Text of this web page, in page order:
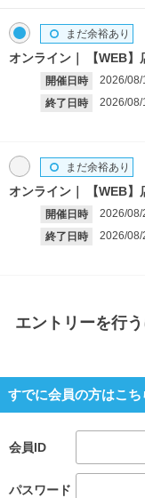
オンライン 【WEB
開催日時 2026/08/
終了日時
2026/08/
まだ余裕あり
オンライン 【WEB
開催日時 2026/08/
終了日時
2026/08/
まだ余裕あり
エントリーを行
すでに会員の方はこち
会員ID
パスワード